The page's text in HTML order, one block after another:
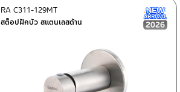
สต็อปฝักบัว สแตนเลสด้าน
RA C311-129MT